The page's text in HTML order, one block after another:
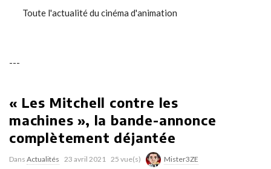
Toute l'actualité du cinéma d'animation
---
« Les Mitchell contre les
machines », la bande-annonce
complètement déjantée
Dans Actualités 23 avril 2021 25 vue(s) Mister3ZE